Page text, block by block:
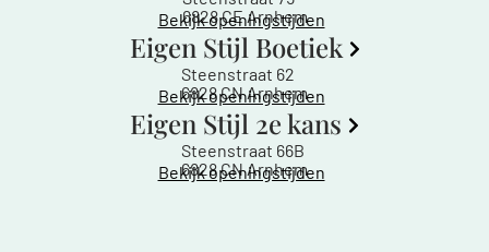
6828 CE Arnhem
Bekijk openingstijden
Eigen Stijl Boetiek
Steenstraat 62
6828 CN Arnhem
Bekijk openingstijden
Eigen Stijl 2e kans
Steenstraat 66B
6828 CN Arnhem
Bekijk openingstijden